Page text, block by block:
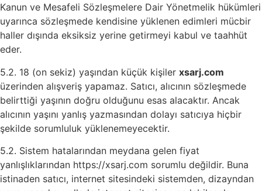
Kanun ve Mesafeli Sözleşmelere Dair Yönetmelik hükümleri
uyarınca sözleşmede kendisine yüklenen edimleri mücbir
haller dışında eksiksiz yerine getirmeyi kabul ve taahhüt
eder.
5.2. 18 (on sekiz) yaşından küçük kişiler xsarj.com
üzerinden alışveriş yapamaz. Satıcı, alıcının sözleşmede
belirttiği yaşının doğru olduğunu esas alacaktır. Ancak
alıcının yaşını yanlış yazmasından dolayı satıcıya hiçbir
şekilde sorumluluk yüklenemeyecektir.
5.2. Sistem hatalarından meydana gelen fiyat
yanlışlıklarından https://xsarj.com sorumlu değildir. Buna
istinaden satıcı, internet sitesindeki sistemden, dizayndan